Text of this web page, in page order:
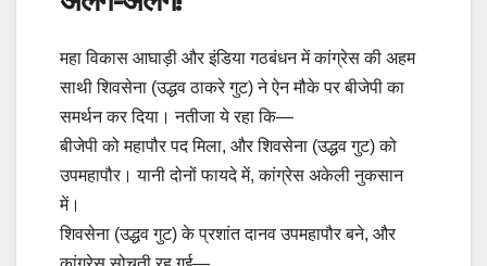
महा विकास आघाड़ी और इंडिया गठबंधन में कांग्रेस की अहम
साथी शिवसेना (उद्धव ठाकरे गुट) ने ऐन मौके पर बीजेपी का
समर्थन कर दिया। नतीजा ये रहा कि—
बीजेपी को महापौर पद मिला, और शिवसेना (उद्धव गुट) को
उपमहापौर। यानी दोनों फायदे में, कांग्रेस अकेली नुकसान
में।
शिवसेना (उद्धव गुट) के प्रशांत दानव उपमहापौर बने, और